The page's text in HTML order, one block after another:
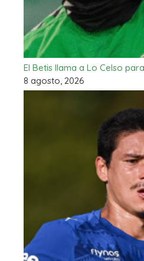
El Betis llama a Lo Celso
8 agosto, 2026